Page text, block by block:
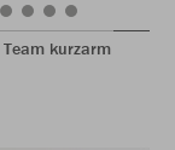
Team kurzarm